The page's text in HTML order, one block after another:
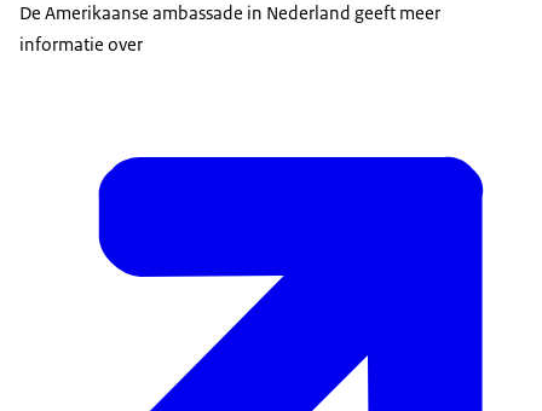
De Amerikaanse ambassade in Nederland geeft meer
informatie over